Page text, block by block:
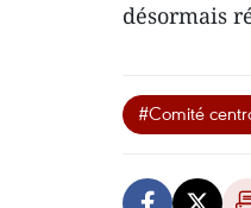
désormais
#Comité